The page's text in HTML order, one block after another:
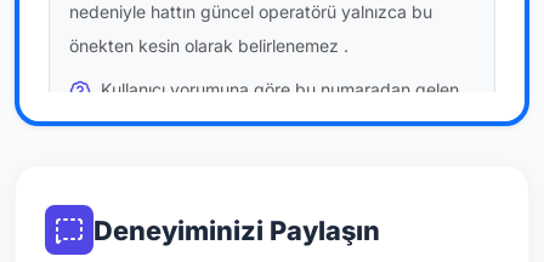
nedeniyle hattın güncel operatörü yalnızca bu
önekten kesin olarak belirlenemez .
Kullanıcı yorumuna göre bu numaradan gelen
çağrılaratemkinli yaklaşmanızönerilir; bu bir site
resmi doğrulama niteliği taşımaz.
Deneyiminizi Paylaşın